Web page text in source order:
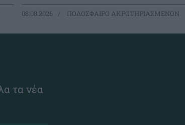
08.08.2026 ΠΟΔΟΣΦΑΙΡΟ ΑΚΡΩΤΗΡΙΑΣΜΕΝΩΝ
τα νέα